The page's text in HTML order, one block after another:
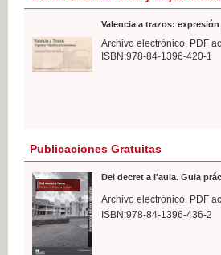
Valencia a trazos:
Archivo electrónico. PDF
ISBN:978-84-1396-420-1
Publicaciones Gratuitas
Del decret a l'aula. Guia
Archivo electrónico. PDF
ISBN:978-84-1396-436-2